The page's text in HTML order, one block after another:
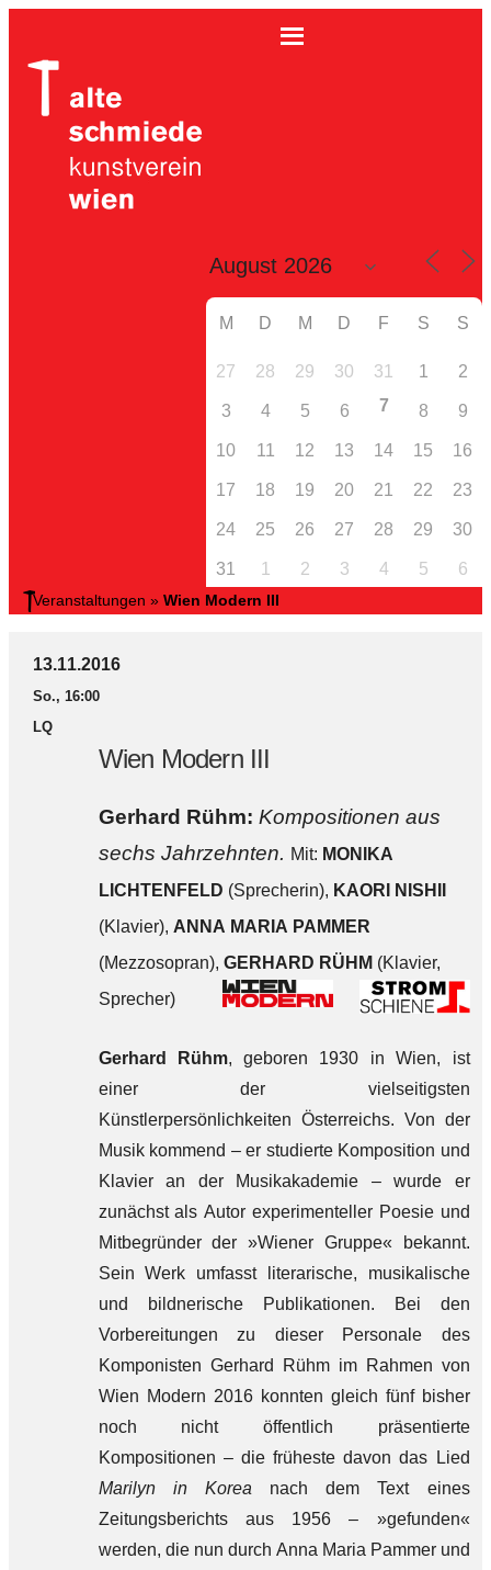
M D M D F S S
27 28 29 30 31 1 2
3 4 5 6 7 8 9
10 11 12 13 14 15 16
17 18 19 20 21 22 23
24 25 26 27 28 29 30
31 1 2 3 4 5 6
Veranstaltungen » Wien Modern III
13.11.2016
So., 16:00
LQ
Wien Modern III
Gerhard Rühm: Kompositionen aus
sechs Jahrzehnten. Mit: MONIKA
LICHTENFELD (Sprecherin), KAORI NISHII
(Klavier), ANNA MARIA PAMMER
(Mezzosopran), GERHARD RÜHM (Klavier,
Sprecher)
Gerhard Rühm, geboren 1930 in Wien, ist
einer der vielseitigsten
Künstlerpersönlichkeiten Österreichs. Von der
Musik kommend – er studierte Komposition und
Klavier an der Musikakademie – wurde er
zunächst als Autor experimenteller Poesie und
Mitbegründer der »Wiener Gruppe« bekannt.
Sein Werk umfasst literarische, musikalische
und bildnerische Publikationen. Bei den
Vorbereitungen zu dieser Personale des
Komponisten Gerhard Rühm im Rahmen von
Wien Modern 2016 konnten gleich fünf bisher
noch nicht öffentlich präsentierte
Kompositionen – die früheste davon das Lied
Marilyn in Korea nach dem Text eines
Zeitungsberichts aus 1956 – »gefunden«
werden, die nun durch Anna Maria Pammer und